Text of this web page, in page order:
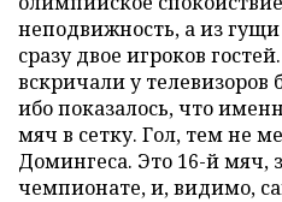
неподвижность, а из
сразу двое игроков
вскричали у телевизоров
ибо показалось, что
мяч в сетку. Гол, тем не
Домингеса. Это 16-й мяч,
чемпионате, и, видимо,